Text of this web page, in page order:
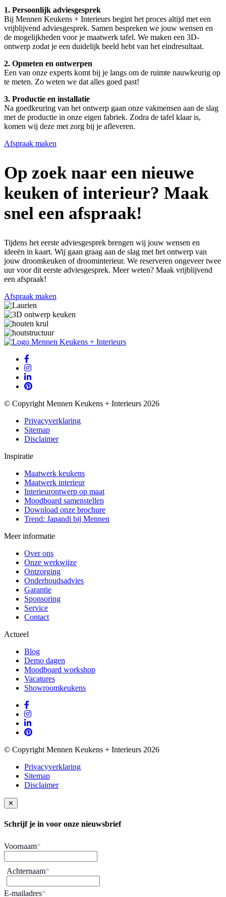
1. Persoonlijk adviesgesprek
Bij Mennen Keukens + Interieurs begint het proces altijd met een
vrijblijvend adviesgesprek. Samen bespreken we jouw wensen en
de mogelijkheden voor je maatwerk tafel. We maken een 3D-
ontwerp zodat je een duidelijk beeld hebt van het eindresultaat.
2. Opmeten en ontwerpen
Een van onze experts komt bij je langs om de ruimte nauwkeurig op
te meten. Zo weten we dat alles goed past!
3. Productie en installatie
Na goedkeuring van het ontwerp gaan onze vakmensen aan de slag
met de productie in onze eigen fabriek. Zodra de tafel klaar is,
komen wij deze met zorg bij je afleveren.
Afspraak maken
Op zoek naar een nieuwe
keuken of interieur? Maak
snel een afspraak!
Tijdens het eerste adviesgesprek brengen wij jouw wensen en
ideeën in kaart. Wij gaan graag aan de slag met het ontwerp van
jouw droomkeuken of droominterieur. We reserveren ongeveer twee
uur voor dit eerste adviesgesprek. Meer weten? Maak vrijblijvend
een afspraak!
Afspraak maken
© Copyright Mennen Keukens + Interieurs 2026
Privacyverklaring
Sitemap
Disclaimer
Inspiratie
Maatwerk keukens
Maatwerk interieur
Interieurontwerp op maat
Moodboard samenstellen
Download onze brochure
Trend: Japandi bij Mennen
Meer informatie
Over ons
Onze werkwijze
Ontzorging
Onderhoudsadvies
Garantie
Sponsoring
Service
Contact
Actueel
Blog
Demo dagen
Moodboard workshop
Vacatures
Showroomkeukens
© Copyright Mennen Keukens + Interieurs 2026
Privacyverklaring
Sitemap
Disclaimer
✕
Schrijf je in voor onze nieuwsbrief
Voornaam*
Achternaam*
E-mailadres*